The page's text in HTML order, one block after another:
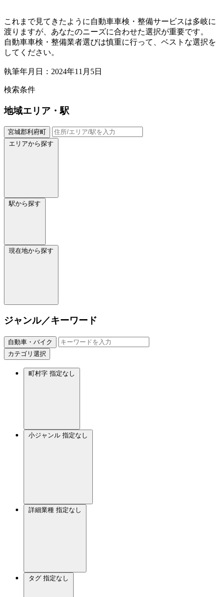
これまで見てきたように自動車車検・整備サービスは多岐に
渡りますが、あなたのニーズに合わせた選択が重要です。
自動車車検・整備業者選びは慎重に行って、ベストな選択を
してください。
執筆年月日：2024年11月5日
検索条件
地域エリア・駅
宮城郡利府町
エリアから探す
駅から探す
現在地から探す
ジャンル／キーワード
自動車・バイク
カテゴリ選択
町村字 指定なし
小ジャンル 指定なし
詳細業種 指定なし
タグ 指定なし